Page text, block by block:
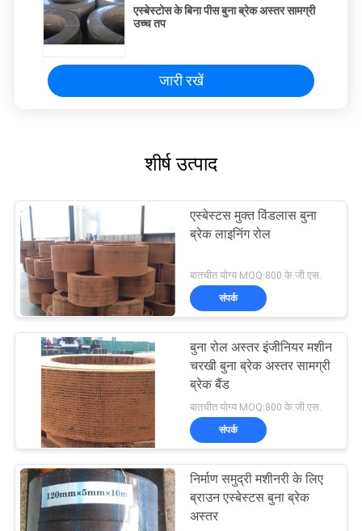
एस्बेस्टोस के बिना पीस बुना ब्रेक अस्तर सामग्री
उच्च तप
जारी रखें
शीर्ष उत्पाद
एस्बेस्टस मुक्त विंडलास बुना
ब्रेक लाइनिंग रोल
बातचीत योग्य MOQ:800 के.जी.एस.
संपर्क
बुना रोल अस्तर इंजीनियर मशीन
चरखी बुना ब्रेक अस्तर सामग्री
ब्रेक बैंड
बातचीत योग्य MOQ:800 के.जी.एस.
संपर्क
निर्माण समुद्री मशीनरी के लिए
ब्राउन एस्बेस्टस बुना ब्रेक
अस्तर